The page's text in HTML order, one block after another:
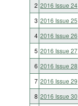
2 2016 Issue 24
3 2016 Issue 25
4 2016 Issue 26
5 2016 Issue 27
6 2016 Issue 28
7 2016 Issue 29
8 2016 Issue 30